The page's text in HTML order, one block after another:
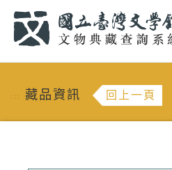
::: 藏品資訊 回上一頁